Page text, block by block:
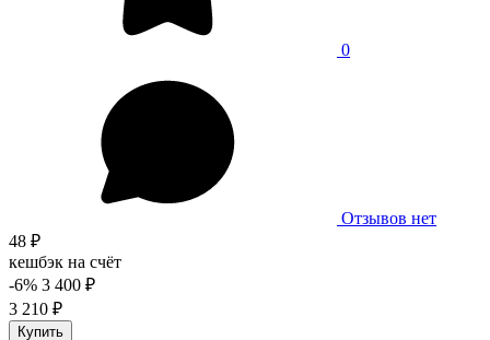
0
Отзывов нет
48 ₽
кешбэк на счёт
-6% 3 400 ₽
3 210 ₽
Купить